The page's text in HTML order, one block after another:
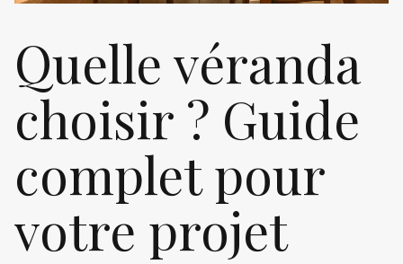
Quelle véranda
choisir ? Guide
complet pour
votre projet